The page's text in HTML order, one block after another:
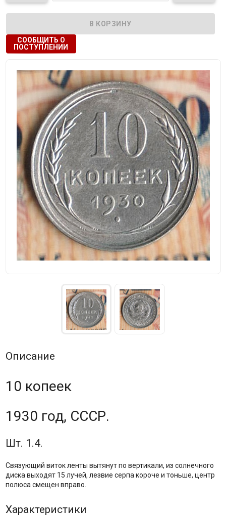
СООБЩИТЬ О
ПОСТУПЛЕНИИ
Описание
10 копеек
1930 год, СССР.
Шт. 1.4.
Связующий виток ленты вытянут по вертикали, из солнечного
диска выходят 15 лучей, лезвие серпа короче и тоньше, центр
полюса смещен вправо.
Характеристики